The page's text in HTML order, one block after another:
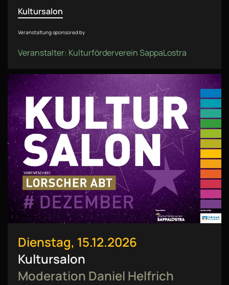
Kultursalon
Veranstaltung sponsored by
Veranstalter: Kulturförderverein SappaLostra
Dienstag, 15.12.2026
Kultursalon
Moderation Daniel Helfrich